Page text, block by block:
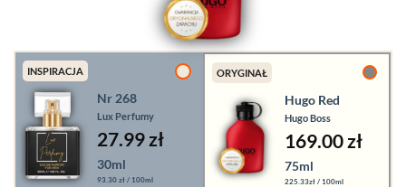
INSPIRACJA
Nr 268
Lux Perfumy
27.99 zł
30ml
93.30 zł / 100ml
ORYGINAŁ
Hugo Red
Hugo Boss
169.00 zł
75ml
225.33zł / 100ml